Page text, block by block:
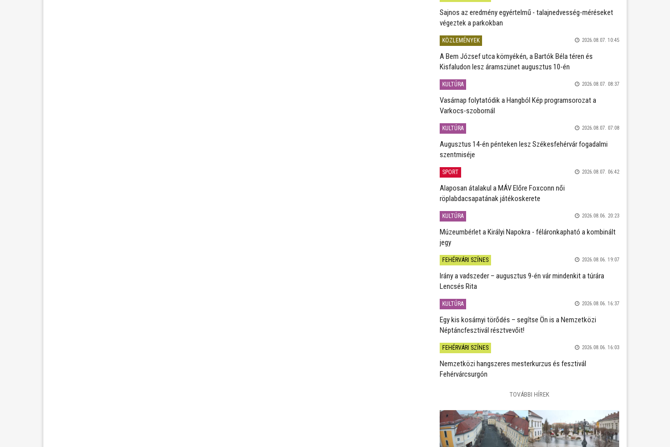
Sajnos az eredmény egyértelmű - talajnedvesség-méréseket
végeztek a parkokban
KÖZLEMÉNYEK 2026.08.07. 10:45
A Bem József utca környékén, a Bartók Béla téren és
Kisfaludon lesz áramszünet augusztus 10-én
KULTÚRA 2026.08.07. 08:37
Vasárnap folytatódik a Hangból Kép programsorozat a
Varkocs-szobornál
KULTÚRA 2026.08.07. 07:08
Augusztus 14-én pénteken lesz Székesfehérvár fogadalmi
szentmiséje
SPORT 2026.08.07. 06:42
Alaposan átalakul a MÁV Előre Foxconn női
röplabdacsapatának játékoskerete
KULTÚRA 2026.08.06. 20:23
Múzeumbérlet a Királyi Napokra - féláronkapható a kombinált
jegy
FEHÉRVÁRI SZÍNES 2026.08.06. 19:07
Irány a vadszeder – augusztus 9-én vár mindenkit a túrára
Lencsés Rita
KULTÚRA 2026.08.06. 16:37
Egy kis kosárnyi törődés – segítse Ön is a Nemzetközi
Néptáncfesztivál résztvevőit!
FEHÉRVÁRI SZÍNES 2026.08.06. 16:03
Nemzetközi hangszeres mesterkurzus és fesztivál
Fehérvárcsurgón
TOVÁBBI HÍREK